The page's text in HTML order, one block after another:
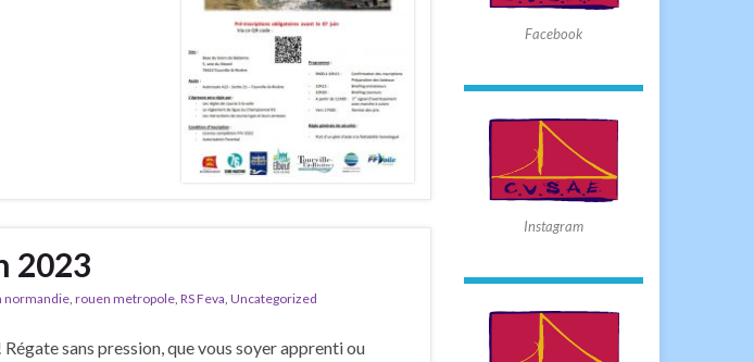
2023
normandie, rouen metropole, RS Feva, Uncategorized
Régate sans pression, que vous soyer apprenti ou
Facebook
Instagram